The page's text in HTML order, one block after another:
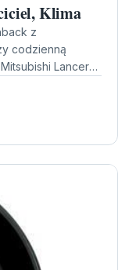
Klima
z
codzienną
Lancer